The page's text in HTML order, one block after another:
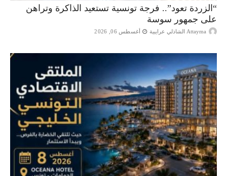
“الزردة تعود”.. فرجة تونسية تستعيد الذاكرة وتراهن
على جمهور سوسة
Attayma الشاذلي عرايبية أغسطس 06, 2026